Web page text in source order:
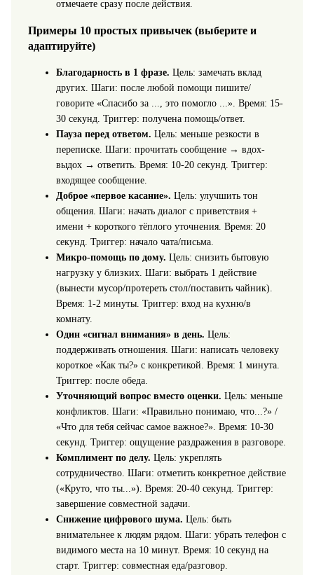
отмечаете сразу после действия.
Примеры 10 простых привычек (выберите и
адаптируйте)
Благодарность в 1 фразе. Цель: замечать вклад
других. Шаги: после любой помощи пишите/
говорите «Спасибо за ..., это помогло ...». Время: 15-
30 секунд. Триггер: получена помощь/ответ.
Пауза перед ответом. Цель: меньше резкости в
переписке. Шаги: прочитать сообщение → вдох-
выдох → ответить. Время: 10-20 секунд. Триггер:
входящее сообщение.
Доброе «первое касание». Цель: улучшить тон
общения. Шаги: начать диалог с приветствия +
имени + короткого тёплого уточнения. Время: 20
секунд. Триггер: начало чата/письма.
Микро-помощь по дому. Цель: снизить бытовую
нагрузку у близких. Шаги: выбрать 1 действие
(вынести мусор/протереть стол/поставить чайник).
Время: 1-2 минуты. Триггер: вход на кухню/в
комнату.
Один «сигнал внимания» в день. Цель:
поддерживать отношения. Шаги: написать человеку
короткое «Как ты?» с конкретикой. Время: 1 минута.
Триггер: после обеда.
Уточняющий вопрос вместо оценки. Цель: меньше
конфликтов. Шаги: «Правильно понимаю, что...?» /
«Что для тебя сейчас самое важное?». Время: 10-30
секунд. Триггер: ощущение раздражения в разговоре.
Комплимент по делу. Цель: укреплять
сотрудничество. Шаги: отметить конкретное действие
(«Круто, что ты...»). Время: 20-40 секунд. Триггер:
завершение совместной задачи.
Снижение цифрового шума. Цель: быть
внимательнее к людям рядом. Шаги: убрать телефон с
видимого места на 10 минут. Время: 10 секунд на
старт. Триггер: совместная еда/разговор.